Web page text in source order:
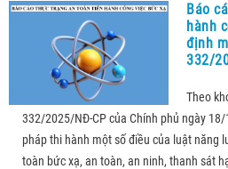
Báo
hành
định
332/
Theo
332/2025/NĐ-CP của Chính phủ ngày
pháp thi hành một số điều của luật năng
toàn bức xạ, an toàn, an ninh, thanh sát